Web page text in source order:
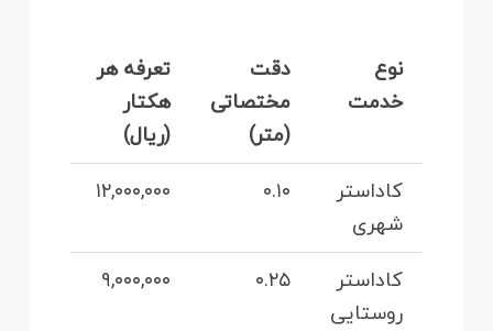
نوع
خدمت
دقت
مختصاتی
(متر)
تعرفه هر
هکتار
(ریال)
کاداستر
شهری
۰.۱۰ ۱۲,۰۰۰,۰۰۰
کاداستر
روستایی
۰.۲۵ ۹,۰۰۰,۰۰۰